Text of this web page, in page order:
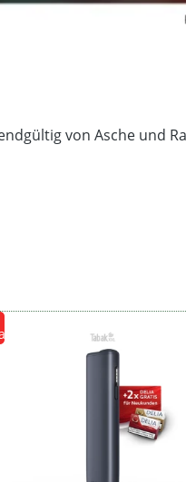
von Asche und